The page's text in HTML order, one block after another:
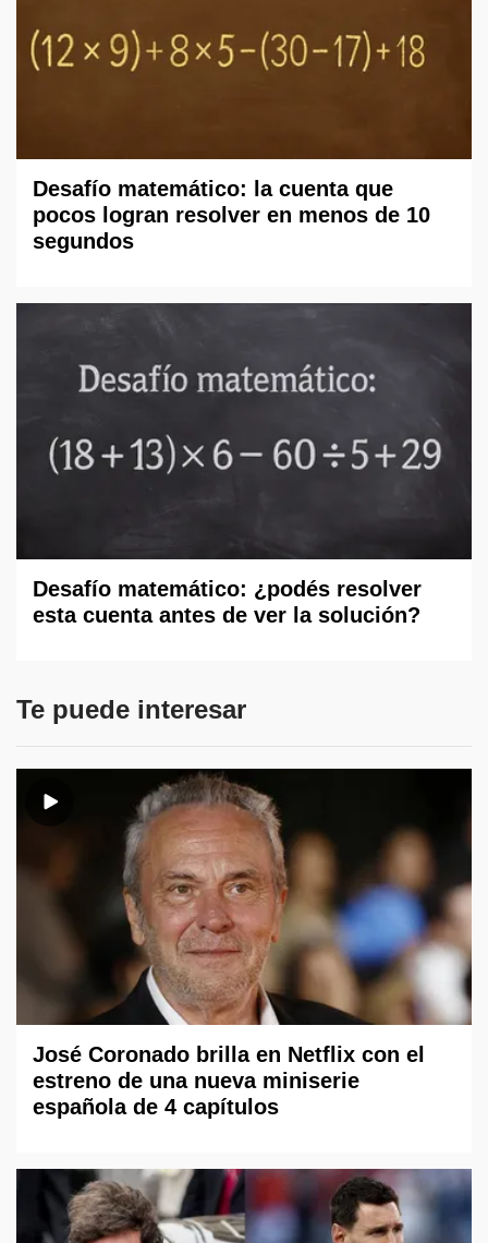
Desafío matemático: la cuenta que
pocos logran resolver en menos de 10
segundos
Desafío matemático: ¿podés resolver
esta cuenta antes de ver la solución?
Te puede interesar
José Coronado brilla en Netflix con el
estreno de una nueva miniserie
española de 4 capítulos